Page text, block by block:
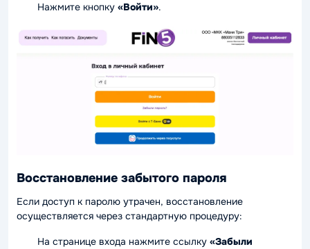
Нажмите кнопку «Войти».
Восстановление забытого пароля
Если доступ к паролю утрачен, восстановление
осуществляется через стандартную процедуру:
На странице входа нажмите ссылку «Забыли